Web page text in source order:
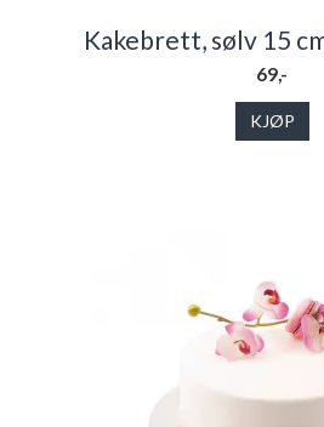
Kakebrett, sølv 15
69,-
KJØP